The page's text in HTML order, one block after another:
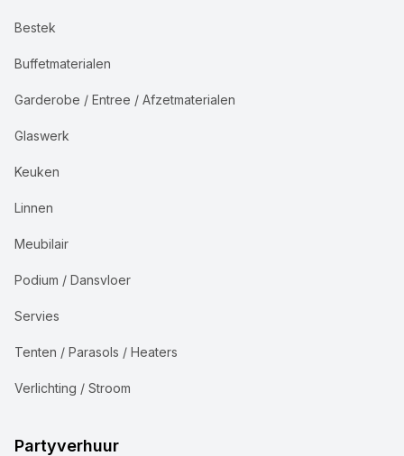
Bestek
Buffetmaterialen
Garderobe / Entree / Afzetmaterialen
Glaswerk
Keuken
Linnen
Meubilair
Podium / Dansvloer
Servies
Tenten / Parasols / Heaters
Verlichting / Stroom
Partyverhuur